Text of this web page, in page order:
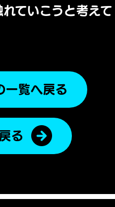
ていこうと考えて
一覧へ戻る
る